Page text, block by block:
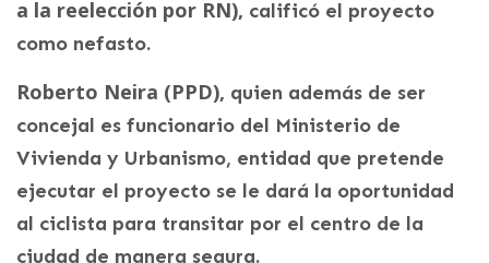
a la reelección por RN), calificó el proyecto
como nefasto.
Roberto Neira (PPD), quien además de ser
concejal es funcionario del Ministerio de
Vivienda y Urbanismo, entidad que pretende
ejecutar el proyecto se le dará la oportunidad
al ciclista para transitar por el centro de la
ciudad de manera segura.